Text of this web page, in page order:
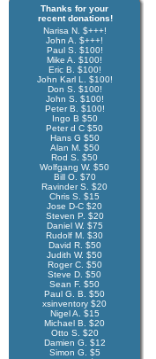
Thanks for your
recent donations!
Narisa N. $+++!
John A. $+++!
Paul S. $100!
Mike A. $100!
Eric B. $100!
John Karl L. $100!
Don S. $100!
John S. $100!
Peter B. $100!
Ingo B $50
Peter d C $50
Hans G $50
Alan M. $50
Rod S. $50
Wolfgang W. $50
Bill O. $70
Ravinder S. $20
Chris S. $15
Jose D-C $20
Steven P. $20
Daniel W. $75
Rudolf M. $30
David R. $50
Judith W. $50
Roger C. $50
Steve D. $50
Sean F. $50
Paul G. B. $50
xsinventory $20
Nigel A. $15
Michael B. $20
Otto S. $20
Damien G. $12
Simon G. $5